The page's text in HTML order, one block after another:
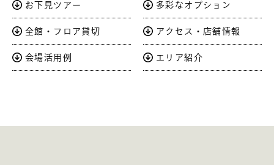
お下見ツアー 多彩なオプション
全館・フロア貸切 アクセス・店舗情報
会場活用例 エリア紹介